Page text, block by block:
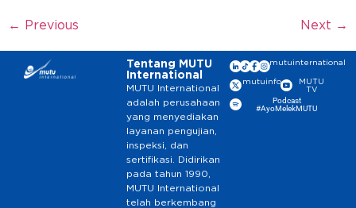
← Previous Next →
Tentang MUTU
International
MUTU International
adalah perusahaan
yang menyediakan
layanan pengujian,
inspeksi, dan
sertifikasi. Didirikan
pada tahun 1990,
MUTU International
telah berkembang
mutuinternational
mutuinfo
MUTU
TV
Podcast
#AyoMelekMUTU